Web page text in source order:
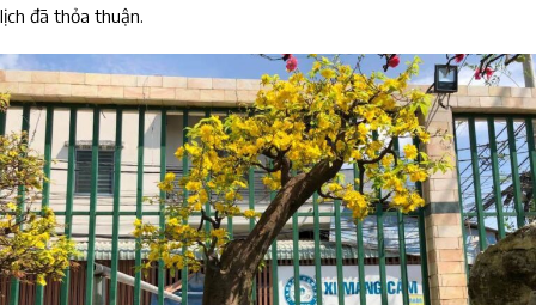
lịch đã thỏa thuận.